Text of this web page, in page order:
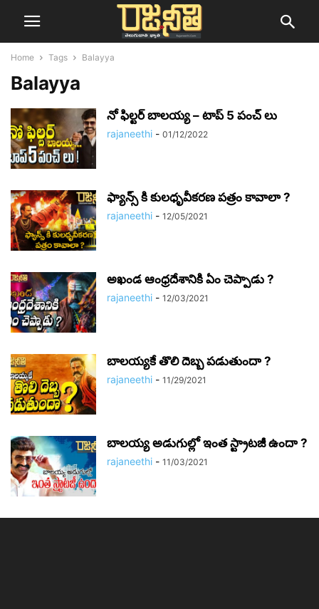
Home Tags Balayya
Balayya
నో ఫిల్టర్ బాలయ్య – టాప్ 5 పంచ్ లు
rajaneethi - 01/12/2022
ఫ్యాన్స్ కి కులధృవీకరణ పత్రం కావాలా ?
rajaneethi - 12/05/2021
అఖండ ఆంధ్రదేశానికి ఏం చెప్పాడు ?
rajaneethi - 12/03/2021
బాలయ్యకే తొలి దెబ్బ పడుతుందా ?
rajaneethi - 11/29/2021
బాలయ్య అడుగుల్లో ఇంత స్ట్రాటజీ ఉందా ?
rajaneethi - 11/03/2021